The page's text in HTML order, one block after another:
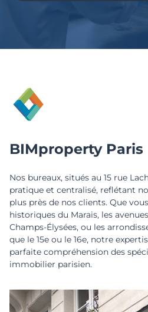
BIMproperty Paris
Nos bureaux, situés au 15 rue
pratique et centralisé, reflétant
plus près de nos clients. Que
historiques du Marais, les
Champs-Élysées, ou les
que le 15e ou le 16e, notre
parfaite compréhension des
immobilier parisien.